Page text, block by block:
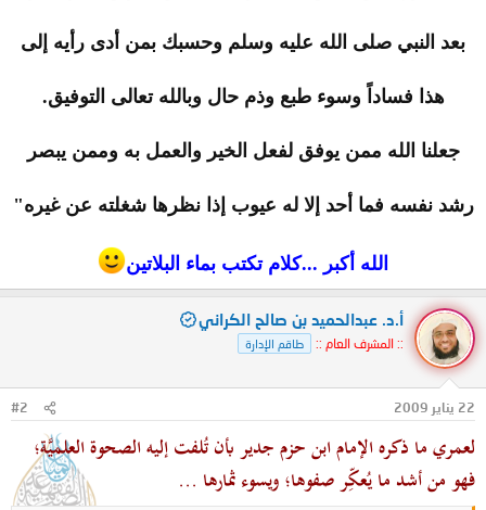
بعد النبي صلى الله عليه وسلم وحسبك بمن أدى رأيه إلى
هذا فساداً وسوء طبع وذم حال وبالله تعالى التوفيق.
جعلنا الله ممن يوفق لفعل الخير والعمل به وممن يبصر
رشد نفسه فما أحد إلا له عيوب إذا نظرها شغلته عن غيره"
الله أكبر ...كلام تكتب بماء البلاتين
أ.د. عبدالحميد بن صالح الكراني
:: المشرف العام :: طاقم الإدارة
22 يناير 2009 #2
لعمري ما ذكره الإمام ابن حزم جدير بأن تُلفت إليه الصحوة العلميَّة؛
فهو من أشد ما يُعكِّر صفوها؛ ويسوء ثمارها ...